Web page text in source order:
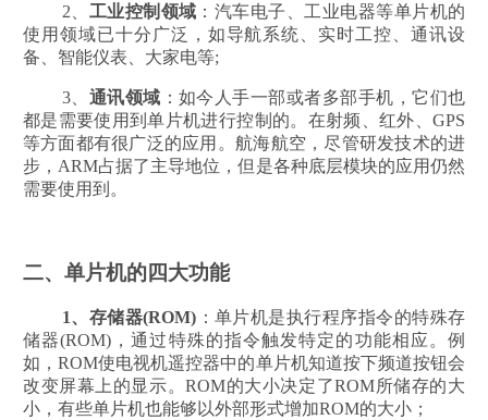
2、 工业控制领域 ：汽车电子、工业电器等单片机的
使用领域已十分广泛，如导航系统、实时工控、通讯设
备、智能仪表、大家电等;
3、 通讯领域 ：如今人手一部或者多部手机，它们也
都是需要使用到单片机进行控制的。在射频、红外、GPS
等方面都有很广泛的应用。航海航空，尽管研发技术的进
步，ARM占据了主导地位，但是各种底层模块的应用仍然
需要使用到。
二、单片机的四大功能
1、 存储器(ROM) ：单片机是执行程序指令的特殊存
储器(ROM)，通过特殊的指令触发特定的功能相应。例
如，ROM使电视机遥控器中的单片机知道按下频道按钮会
改变屏幕上的显示。ROM的大小决定了ROM所储存的大
小，有些单片机也能够以外部形式增加ROM的大小；